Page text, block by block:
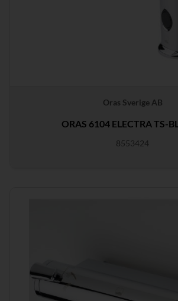
Oras Sverige AB
ORAS 6104 ELECTRA TS-
8553424